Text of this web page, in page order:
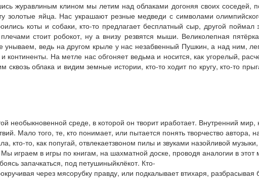
журавлиным клином мы летим над облаками догоняя своих
золотые яйца. Нас украшают резные медведи с символами
коты и собаки, кто-то предлагает бесплатный сыр, другой
стоит робокот, ну а внизу резвятся мыши. Великолепная
унываем, ведь на другом крыле у нас незабвенный Пушкин, а над ним,
континенты. На метле нас обгоняет ведьма и носится, как угорелый,
облака и видим земные истории, кто-то ходит по кругу, кто-то
необыкновенной среде, в которой он творит иработает. Внутренний мир,
. Мало того, те, кто понимает, или пытается понять творчество автора,
, кто-то, как попугай, отвлекаетзвоном пилы и звуками назойливой музыки,
Мы играем в игры по книгам, на шахматной доске, проводя аналогии в этот
боясь запачкаться, под петушиныйклёкот. Кто-
через мясорубку правду, или подкалывает втихаря, разбрасывая